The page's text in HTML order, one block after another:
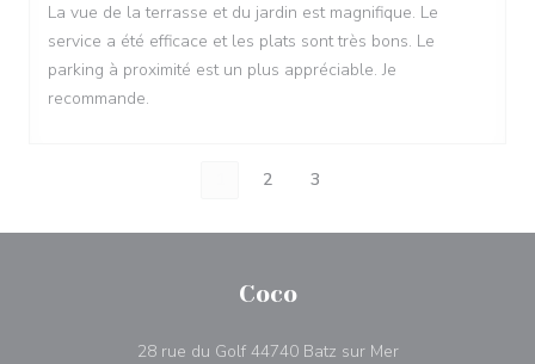
La vue de la terrasse et du jardin est magnifique. Le
service a été efficace et les plats sont très bons. Le
parking à proximité est un plus appréciable. Je
recommande.
2 3
Coco
28 rue du Golf 44740 Batz sur Mer((ouvre une